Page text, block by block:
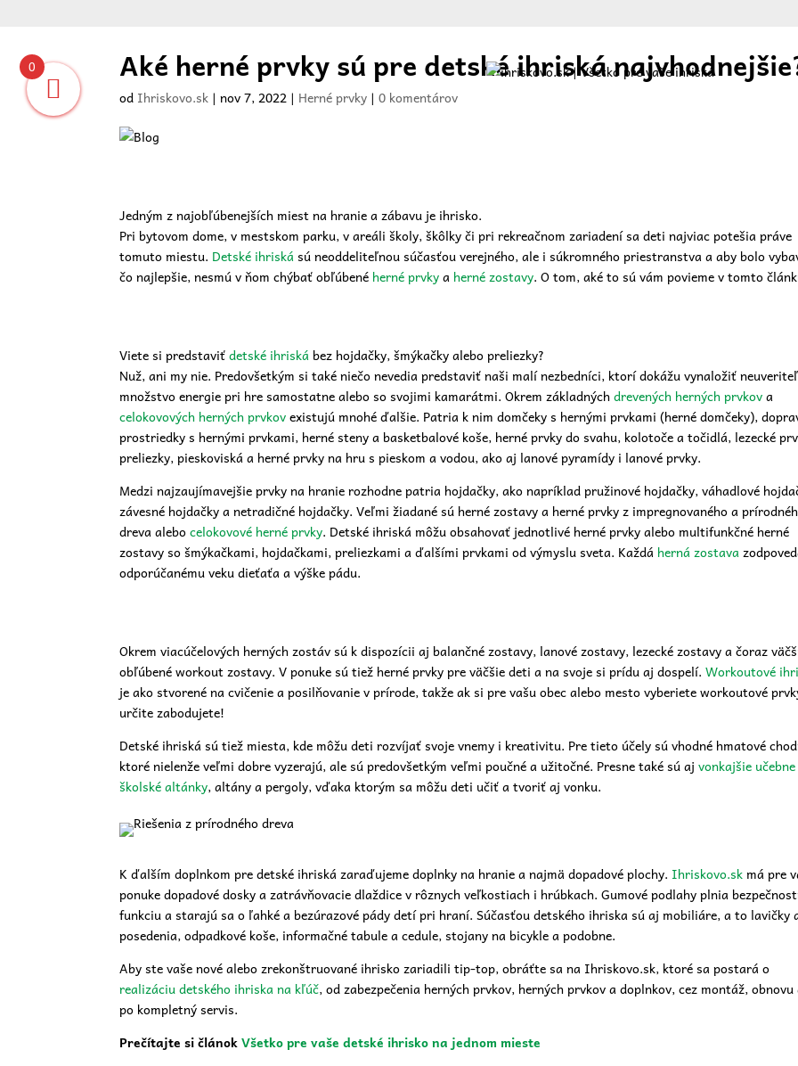
Aké herné prvky sú pre detské ihriská
od Ihriskovo.sk |nov 7, 2022 | Herné prvky |0 komentárov
Jedným z najobľúbenejších miest na hranie a zábavu je ihrisko.
Pri bytovom dome, v mestskom parku, v areáli školy, škôlky či pri rekreačnom zariadení sa deti najviac potešia práve
tomuto miestu. Detské ihriská sú neoddeliteľnou súčasťou verejného, ale i súkromného priestranstva a aby bolo
čo najlepšie, nesmú v ňom chýbať obľúbené herné prvkya herné zostavy. O tom, aké to sú vám povieme v tomto
Viete si predstaviť detské ihriská bez hojdačky, šmýkačky alebo preliezky?
Nuž, ani my nie. Predovšetkým si také niečo nevedia predstaviť naši malí nezbedníci, ktorí dokážu vynaložiť
množstvo energie pri hre samostatne alebo so svojimi kamarátmi. Okrem základnýchdrevených herných prvkova
celokovových herných prvkovexistujú mnohé ďalšie. Patria k nim domčeky s hernými prvkami (herné domčeky),
prostriedky s hernými prvkami, herné steny a basketbalové koše, herné prvky do svahu, kolotoče a točidlá, lezecké
preliezky, pieskoviská a herné prvky na hru s pieskom a vodou, ako aj lanové pyramídy i lanové prvky.
Medzi najzaujímavejšie prvky na hranie rozhodne patria hojdačky, ako napríklad pružinové hojdačky, váhadlové
závesné hojdačky a netradičné hojdačky. Veľmi žiadané sú herné zostavy a herné prvky z impregnovaného a
dreva alebo celokovové herné prvky. Detské ihriská môžu obsahovať jednotlivé herné prvky alebo multifunkčné herné
zostavy so šmýkačkami, hojdačkami, preliezkami a ďalšími prvkami od výmyslu sveta. Každá herná zostava
odporúčanému veku dieťaťa a výške pádu.
Okrem viacúčelových herných zostáv sú k dispozícii aj balančné zostavy, lanové zostavy, lezecké zostavy a čoraz
obľúbené workout zostavy. V ponuke sú tiež herné prvky pre väčšie deti a na svoje si prídu aj dospelí.Workoutové
je ako stvorené na cvičenie a posilňovanie v prírode, takže ak si pre vašu obec alebo mesto vyberiete workoutové
určite zabodujete!
Detské ihriská sú tiež miesta, kde môžu deti rozvíjať svoje vnemy i kreativitu. Pre tieto účely sú vhodné hmatové
ktoré nielenže veľmi dobre vyzerajú, ale sú predovšetkým veľmi poučné a užitočné. Presne také sú aj vonkajšie
školské altánky, altány a pergoly, vďaka ktorým sa môžu deti učiť a tvoriť aj vonku.
K ďalším doplnkom pre detské ihriská zaraďujeme doplnky na hranie a najmä dopadové plochy. Ihriskovo.sk má pre
ponuke dopadové dosky a zatrávňovacie dlaždice v rôznych veľkostiach i hrúbkach. Gumové podlahy plnia
funkciu a starajú sa o ľahké a bezúrazové pády detí pri hraní. Súčasťou detského ihriska sú aj mobiliáre, a to lavičky
posedenia, odpadkové koše, informačné tabule a cedule, stojany na bicykle a podobne.
Aby ste vaše nové alebo zrekonštruované ihrisko zariadili tip-top, obráťte sa na Ihriskovo.sk, ktoré sa postará o
realizáciu detského ihriska na kľúč,od zabezpečenia herných prvkov, herných prvkov a doplnkov, cez montáž, obnovu
po kompletný servis.
Prečítajte si článokVšetko pre vaše detské ihrisko na jednom mieste
0